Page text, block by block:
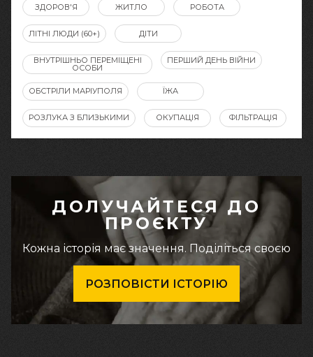
ЗДОРОВ'Я ЖИТЛО РОБОТА
ЛІТНІ ЛЮДИ (60+) ДІТИ
ВНУТРІШНЬО ПЕРЕМІЩЕНІ
ОСОБИ
ПЕРШИЙ ДЕНЬ ВІЙНИ
ОБСТРІЛИ МАРІУПОЛЯ ЇЖА
РОЗЛУКА З БЛИЗЬКИМИ ОКУПАЦІЯ ФІЛЬТРАЦІЯ
ДОЛУЧАЙТЕСЯ ДО
ПРОЄКТУ
Кожна історія має значення. Поділіться своєю
РОЗПОВІСТИ ІСТОРІЮ